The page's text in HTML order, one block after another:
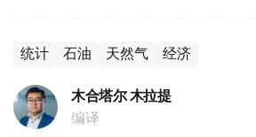
统计 石油 天然气 经济
木合塔尔 木拉提
编译